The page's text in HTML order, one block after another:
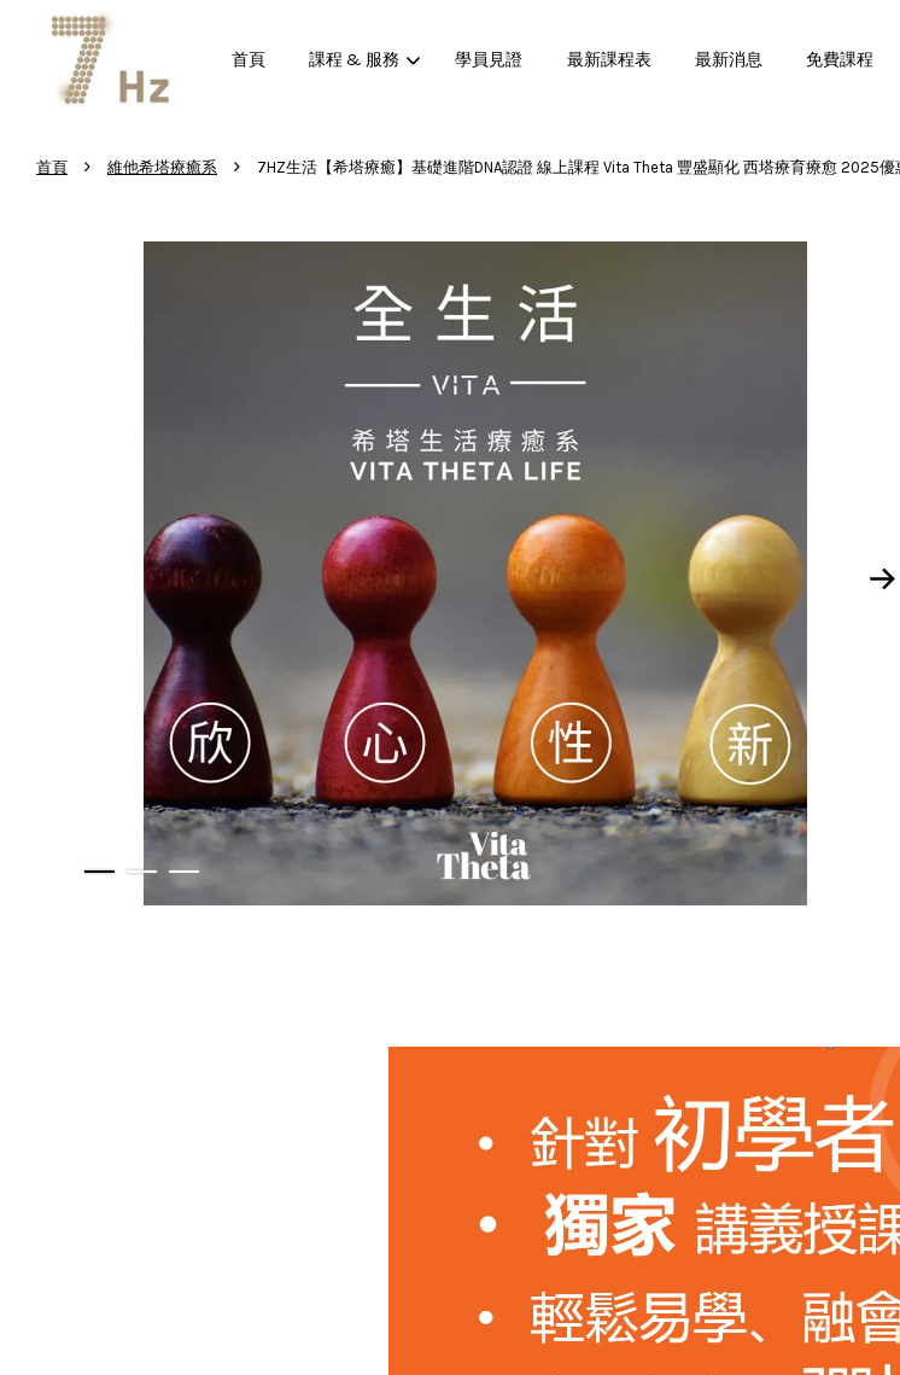
首頁 課程 & 服務 學員見證 最新課程表 最新消息 免費課程
首頁 › 維他希塔療癒系 › 7HZ生活【希塔療癒】基礎進階DNA認證 線上課程 Vita Theta 豐盛顯化 西塔療育療愈 2025優